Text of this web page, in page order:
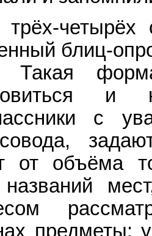
трёх-
блиц-
Такая
с
от объёма
названий
предметы: